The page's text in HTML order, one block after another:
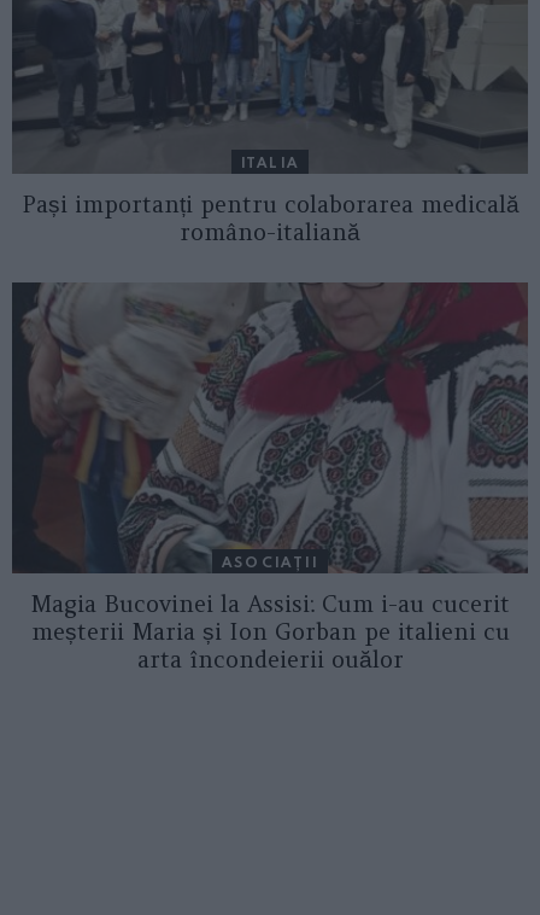
ITALIA
Pași importanți pentru colaborarea medicală
româno-italiană
ASOCIAŢII
Magia Bucovinei la Assisi: Cum i-au cucerit
meșterii Maria și Ion Gorban pe italieni cu
arta încondeierii ouălor